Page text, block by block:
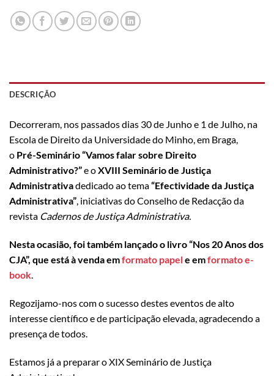
DESCRIÇÃO
Decorreram, nos passados dias 30 de Junho e 1 de Julho, na
Escola de Direito da Universidade do Minho, em Braga,
o Pré-Seminário “Vamos falar sobre Direito
Administrativo?”e oXVIII Seminário de Justiça
Administrativadedicado ao tema“Efectividade da Justiça
Administrativa”, iniciativas do Conselho de Redacção da
revista Cadernos de Justiça Administrativa.
Nesta ocasião, foi também lançado o livro “Nos 20 Anos dos
CJA”, que está à venda emformato papele emformato e-
book.
Regozijamo-nos com o sucesso destes eventos de alto
interesse científico e de participação elevada, agradecendo a
presença de todos.
Estamos já a preparar o XIX Seminário de Justiça